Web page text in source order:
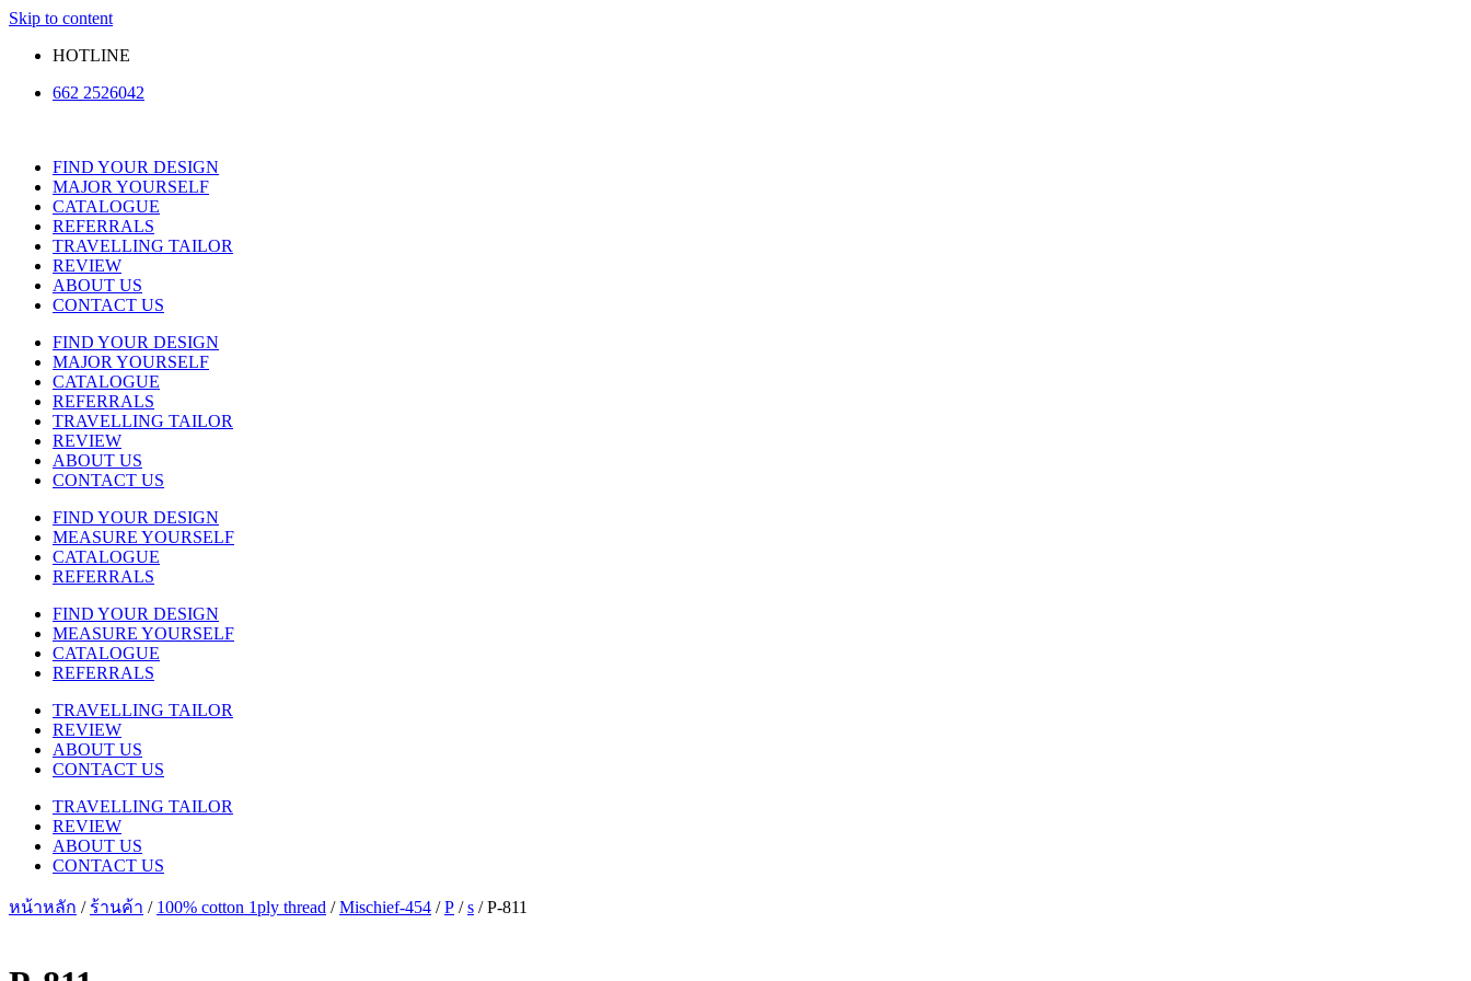
Skip to content
HOTLINE
662 2526042
FIND YOUR DESIGN
MAJOR YOURSELF
CATALOGUE
REFERRALS
TRAVELLING TAILOR
REVIEW
ABOUT US
CONTACT US
FIND YOUR DESIGN
MAJOR YOURSELF
CATALOGUE
REFERRALS
TRAVELLING TAILOR
REVIEW
ABOUT US
CONTACT US
FIND YOUR DESIGN
MEASURE YOURSELF
CATALOGUE
REFERRALS
FIND YOUR DESIGN
MEASURE YOURSELF
CATALOGUE
REFERRALS
TRAVELLING TAILOR
REVIEW
ABOUT US
CONTACT US
TRAVELLING TAILOR
REVIEW
ABOUT US
CONTACT US
หน้าหลัก / ร้านค้า / 100% cotton 1ply thread /Mischief-454 /P /s / P-811